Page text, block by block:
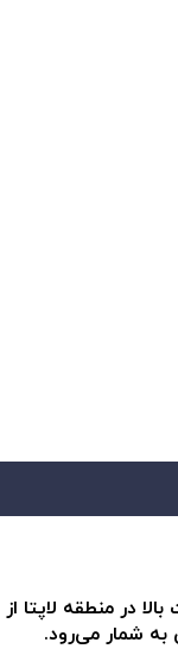
در منطقه لاپتا
به شمار می‌رود.